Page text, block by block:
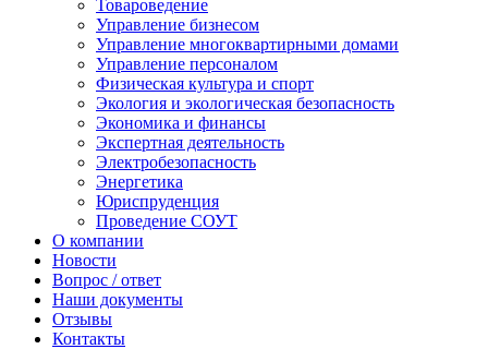
Товароведение
Управление бизнесом
Управление многоквартирными домами
Управление персоналом
Физическая культура и спорт
Экология и экологическая безопасность
Экономика и финансы
Экспертная деятельность
Электробезопасность
Энергетика
Юриспруденция
Проведение СОУТ
О компании
Новости
Вопрос / ответ
Наши документы
Отзывы
Контакты